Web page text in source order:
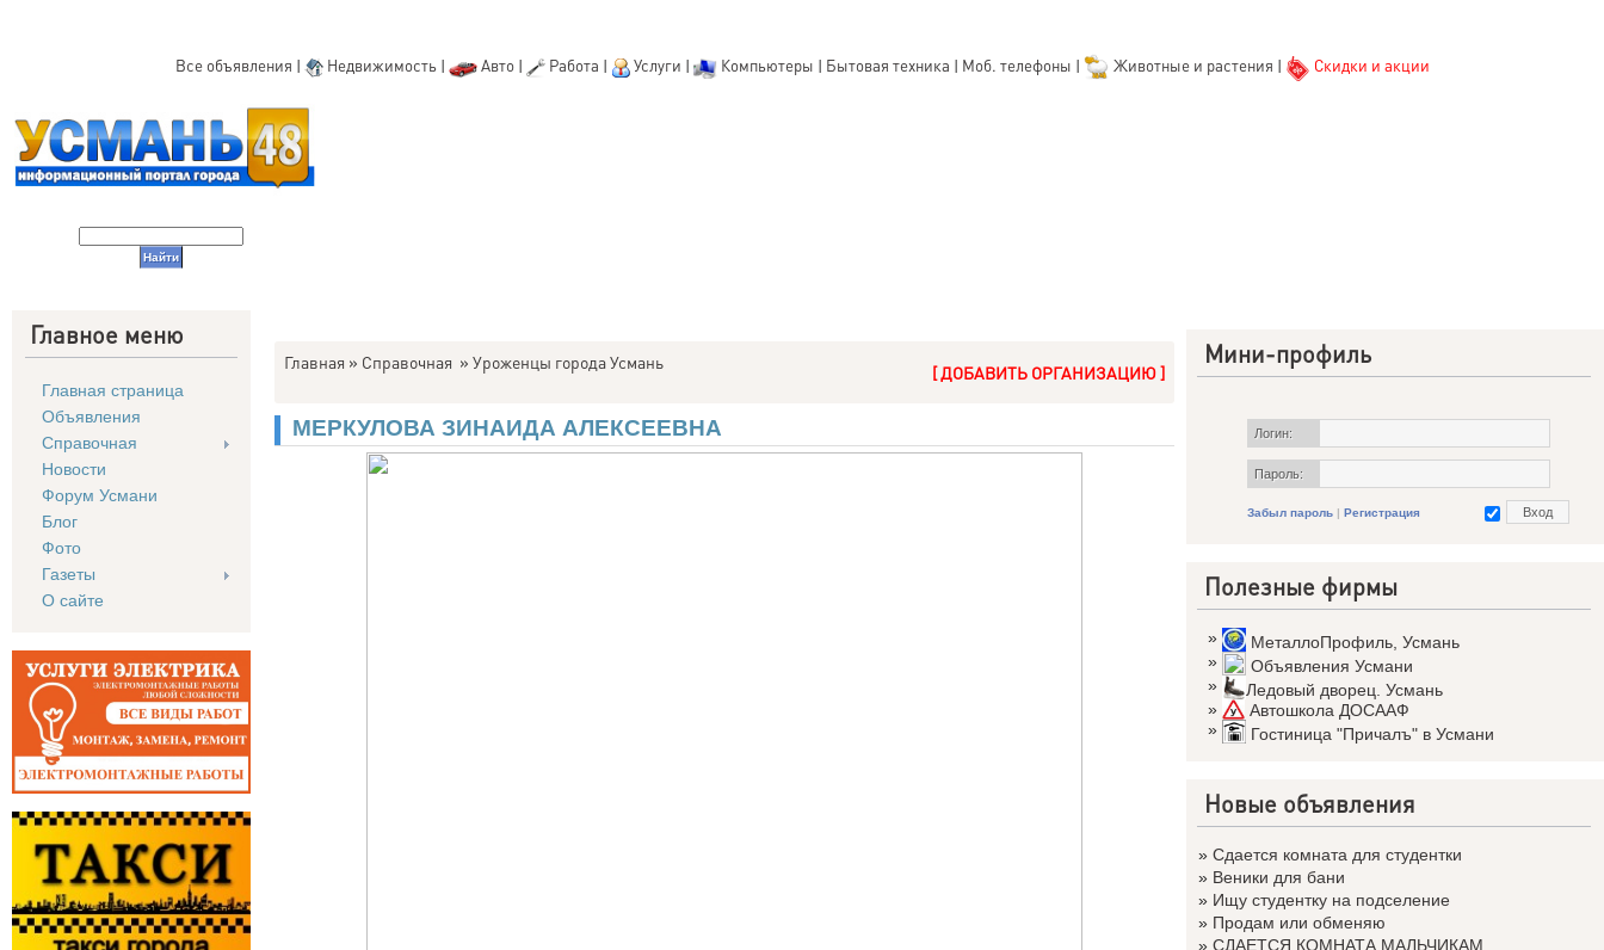
Все объявления | Недвижимость | Авто| Работа | Услуги | Компьютеры | Бытовая техника | Моб. телефоны | Животные и растения | Скидки и акции
Главное меню
Главная страница
Объявления
Справочная
Новости
Форум Усмани
Блог
Фото
Газеты
О сайте
Главная » Справочная » Уроженцы города Усмань [ ДОБАВИТЬ ОРГАНИЗАЦИЮ ]
МЕРКУЛОВА ЗИНАИДА АЛЕКСЕЕВНА
Мини-профиль
Логин:
Пароль:
Забыл пароль | Регистрация
Полезные фирмы
» МеталлоПрофиль Усмань
»
Объявления Усмани
»
Ледовый дворец. Усмань
»
Автошкола ДОСААФ
»
Гостиница "Причалъ" в Усмани
Новые объявления
» Сдается комната для студентки
» Веники для бани
» Ищу студентку на подселение
» Продам или обменяю
» СДАЕТСЯ КОМНАТА МАЛЬЧИКАМ